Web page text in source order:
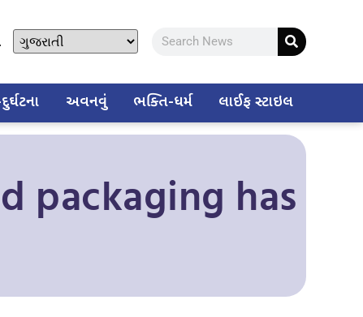
અવનવું ભક્તિ-ધર્મ લાઈફ સ્ટાઇલ
packaging has